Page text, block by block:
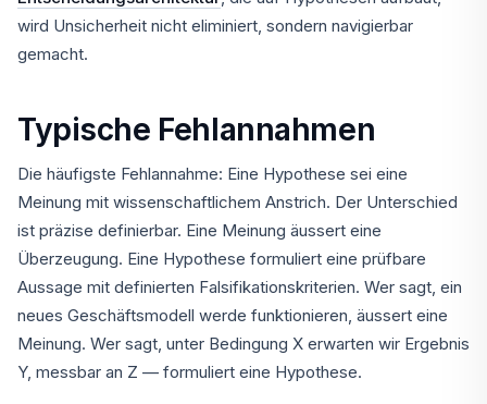
wird Unsicherheit nicht eliminiert, sondern navigierbar
gemacht.
Typische Fehlannahmen
Die häufigste Fehlannahme: Eine Hypothese sei eine
Meinung mit wissenschaftlichem Anstrich. Der Unterschied
ist präzise definierbar. Eine Meinung äussert eine
Überzeugung. Eine Hypothese formuliert eine prüfbare
Aussage mit definierten Falsifikationskriterien. Wer sagt, ein
neues Geschäftsmodell werde funktionieren, äussert eine
Meinung. Wer sagt, unter Bedingung X erwarten wir Ergebnis
Y, messbar an Z — formuliert eine Hypothese.